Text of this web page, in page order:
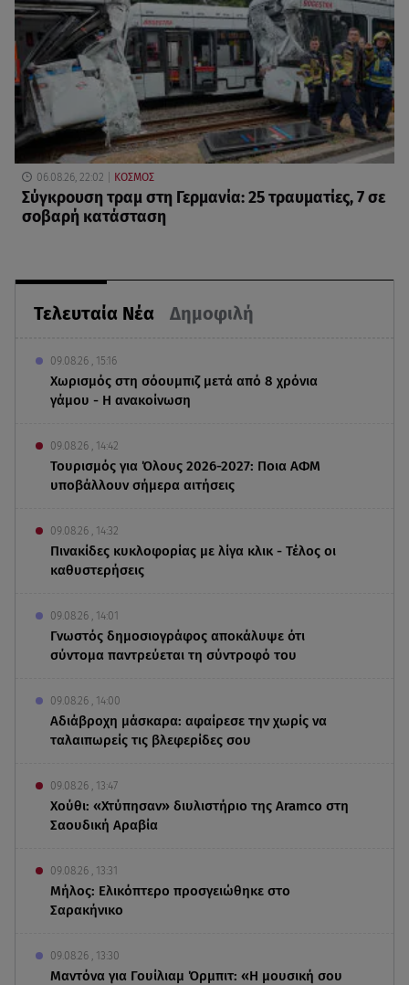
Τελευταία Νέα Δημοφιλή
09.08.26 , 15:16
Χωρισμός στη σόουμπιζ μετά από 8 χρόνια
γάμου - Η ανακοίνωση
09.08.26 , 14:42
Τουρισμός για Όλους 2026-2027: Ποια ΑΦΜ
υποβάλλουν σήμερα αιτήσεις
09.08.26 , 14:32
Πινακίδες κυκλοφορίας με λίγα κλικ - Τέλος οι
καθυστερήσεις
09.08.26 , 14:01
Γνωστός δημοσιογράφος αποκάλυψε ότι
σύντομα παντρεύεται τη σύντροφό του
09.08.26 , 14:00
Αδιάβροχη μάσκαρα: αφαίρεσε την χωρίς να
ταλαιπωρείς τις βλεφερίδες σου
09.08.26 , 13:47
Χούθι: «Χτύπησαν» διυλιστήριο της Aramco στη
Σαουδική Αραβία
09.08.26 , 13:31
Μήλος: Ελικόπτερο προσγειώθηκε στο
Σαρακήνικο
09.08.26 , 13:30
Μαντόνα για Γουίλιαμ Όρμπιτ: «Η μουσική σου
06.08.26, 22:02 ΚΟΣΜΟΣ
Σύγκρουση τραμ στη Γερμανία: 25 τραυματίες, 7 σε
σοβαρή κατάσταση